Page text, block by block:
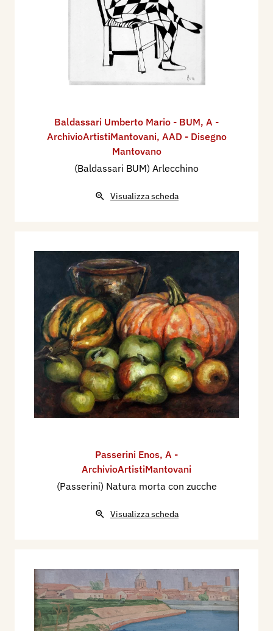
Baldassari Umberto Mario - BUM, A -
ArchivioArtistiMantovani, AAD - Disegno
Mantovano
(Baldassari BUM) Arlecchino
Visualizza scheda
Passerini Enos, A -
ArchivioArtistiMantovani
(Passerini) Natura morta con zucche
Visualizza scheda